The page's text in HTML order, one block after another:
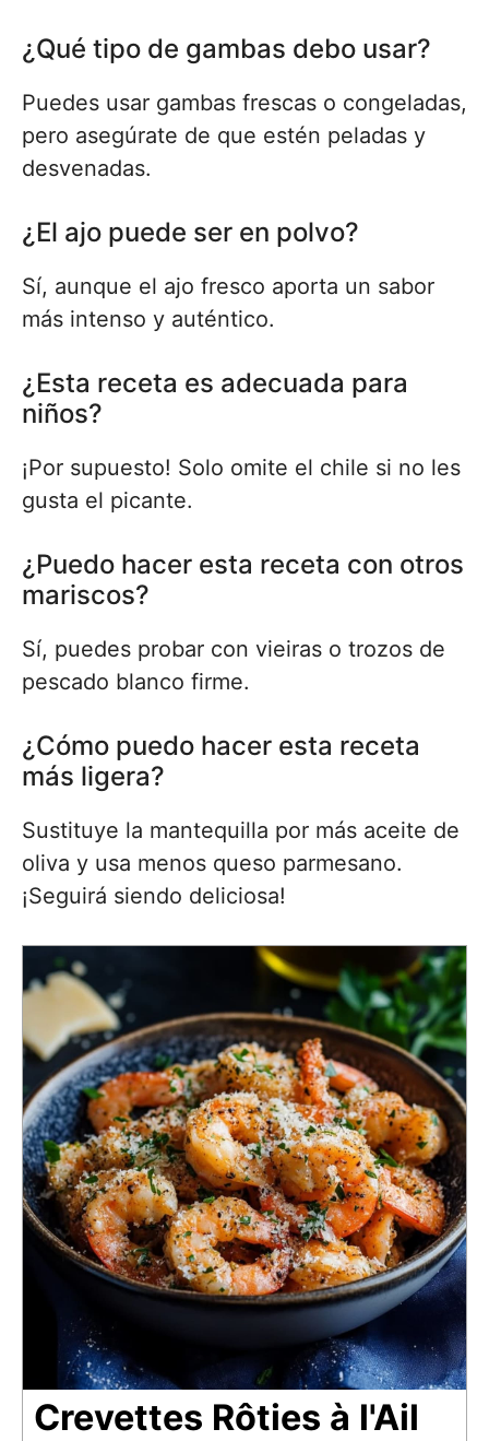
¿Qué tipo de gambas debo usar?
Puedes usar gambas frescas o congeladas,
pero asegúrate de que estén peladas y
desvenadas.
¿El ajo puede ser en polvo?
Sí, aunque el ajo fresco aporta un sabor
más intenso y auténtico.
¿Esta receta es adecuada para
niños?
¡Por supuesto! Solo omite el chile si no les
gusta el picante.
¿Puedo hacer esta receta con otros
mariscos?
Sí, puedes probar con vieiras o trozos de
pescado blanco firme.
¿Cómo puedo hacer esta receta
más ligera?
Sustituye la mantequilla por más aceite de
oliva y usa menos queso parmesano.
¡Seguirá siendo deliciosa!
Crevettes Rôties à l'Ail